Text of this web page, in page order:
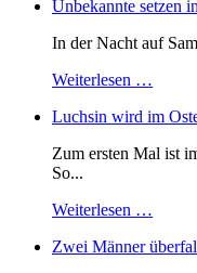
Unbekannte setzen
In der Nacht auf
Weiterlesen …
Luchsin wird im
Zum ersten Mal ist
So...
Weiterlesen …
Zwei Männer